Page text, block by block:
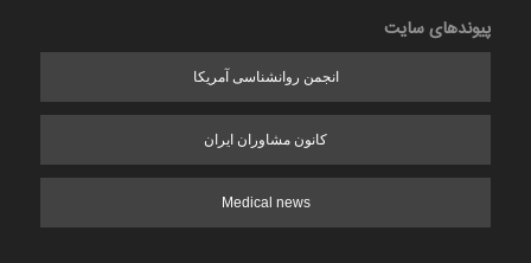
پیوندهای سایت
انجمن روانشناسی آمریکا
کانون مشاوران ایران
Medical news